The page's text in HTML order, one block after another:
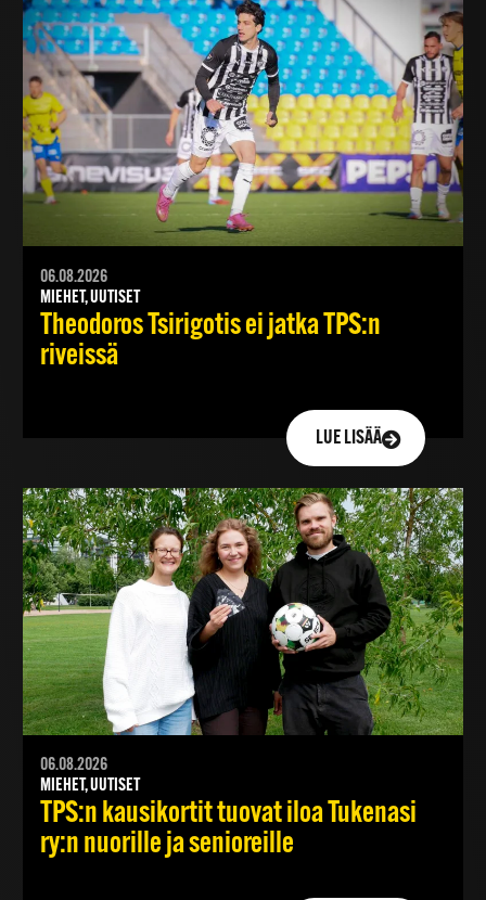
06.08.2026
MIEHET, UUTISET
Theodoros Tsirigotis ei jatka TPS:n
riveissä
LUE LISÄÄ
06.08.2026
MIEHET, UUTISET
TPS:n kausikortit tuovat iloa Tukenasi
ry:n nuorille ja senioreille